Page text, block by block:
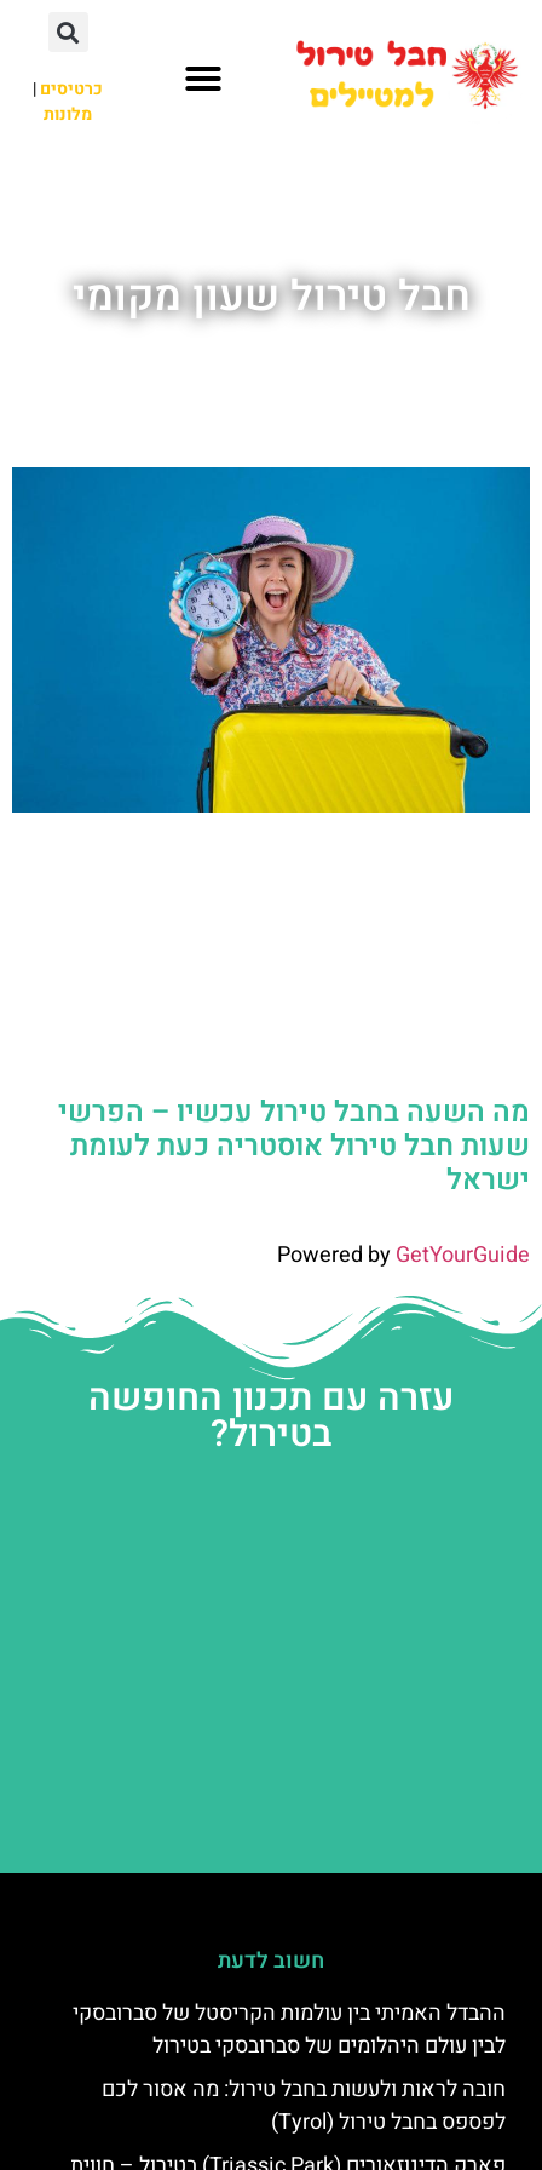
כרטיסים|
מלונות
חבל טירול שעון מקומי
מה השעה בחבל טירול עכשיו – הפרשי
שעות חבל טירול אוסטריה כעת לעומת
ישראל
Powered byGetYourGuide
עזרה עם תכנון החופשה
בטירול?
חשוב לדעת
ההבדל האמיתי בין עולמות הקריסטל של סברובסקי
לבין עולם היהלומים של סברובסקי בטירול
חובה לראות ולעשות בחבל טירול: מה אסור לכם
לפספס בחבל טירול (Tyrol)